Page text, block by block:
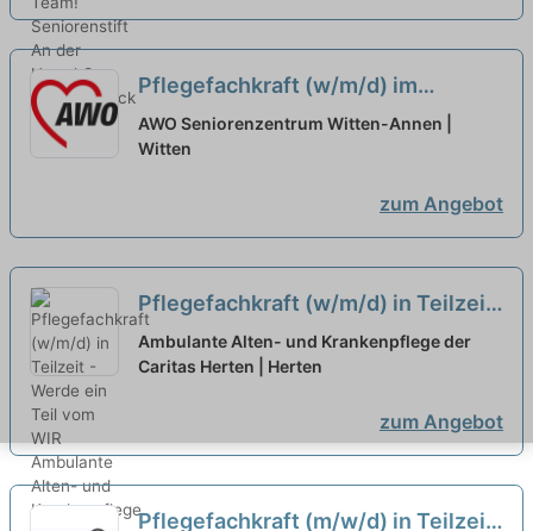
Pflegefachkraft (w/m/d) im
Nachtdienst in Teilzeit -
Individualität gehört zum Standard!
AWO Seniorenzentrum Witten-Annen |
Witten
zum Angebot
Pflegefachkraft (w/m/d) in Teilzeit
- Werde ein Teil vom WIR neu
Ambulante Alten- und Krankenpflege der
Caritas Herten | Herten
zum Angebot
Pflegefachkraft (m/w/d) in Teilzeit